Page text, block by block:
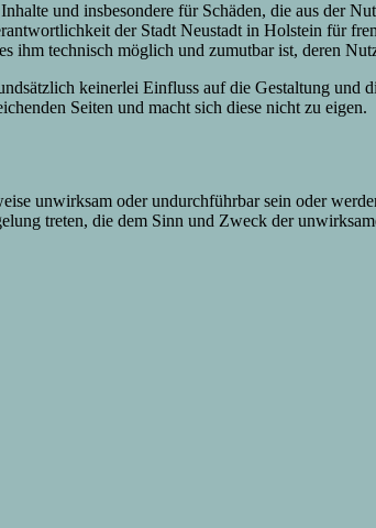
und insbesondere für Schäden, die aus der
der Stadt Neustadt in Holstein für
ihm technisch möglich und zumutbar ist, deren
keinerlei Einfluss auf die Gestaltung
Seiten und macht sich diese nicht zu eigen.
unwirksam oder undurchführbar sein oder
treten, die dem Sinn und Zweck der